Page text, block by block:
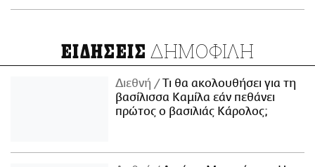
ΕΙΔΗΣΕΙΣ ΔΗΜΟΦΙΛΗ
Διεθνή
Τι θα ακολουθήσει για τη
βασίλισσα Καμίλα εάν πεθάνει
πρώτος ο βασιλιάς Κάρολος;